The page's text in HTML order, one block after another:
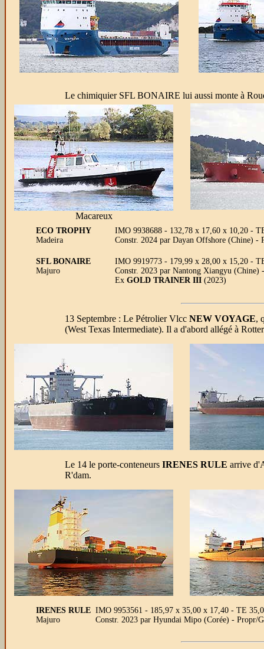
Le chimiquier SFL BONAIRE lui aussi monte à
Macareux
ECO TROPHY
Madeira
IMO 9938688 - 132,78 x 17,60 x 10,20 -
Constr. 2024 par Dayan Offshore (Chine) -
SFL BONAIRE
Majuro
IMO 9919773 - 179,99 x 28,00 x 15,20 -
Constr. 2023 par Nantong Xiangyu
Ex GOLD TRAINER III (2023)
13 Septembre : Le Pétrolier Vlcc NEW VOYAGE,
(West Texas Intermediate). Il a d'abord allégé à
Le 14 le porte-conteneurs IRENES RULE arrive
R'dam.
IRENES RULE
Majuro
IMO 9953561 - 185,97 x 35,00 x 17,40 - TE
Constr. 2023 par Hyundai Mipo (Corée) - Propr/